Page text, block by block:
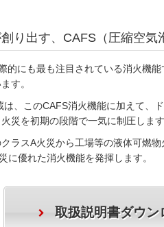
り出す、CAFS（圧縮空
的にも最も注目されている消火機
す。
は、このCAFS消火機能に加えて、
災を初期の段階で一気に制圧します
ラスA火災から工場等の液体可燃
に優れた消火機能を発揮します。
取扱説明書ダウン